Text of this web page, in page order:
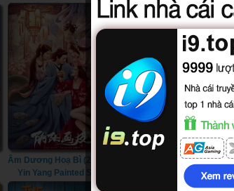
the Condor Heroes (2014)
Âm Dương Hoạ Bì (2022) -
Yin Yang Painted Skin
Thâm Hải Đại Ngư (2023) -
Monster of The Deep
(2023)